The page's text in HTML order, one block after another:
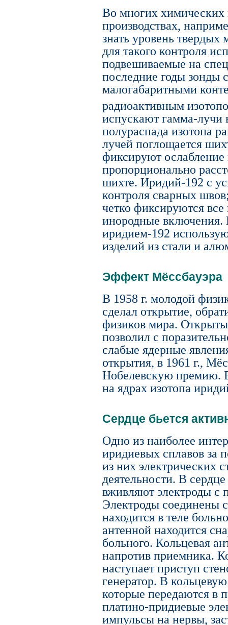
Во многих химических
производствах,
знать уровень твердых
для такого контроля
подвешиваемые на
последние годы зонды
малогабаритными
радиоактивным
испускают гамма-лучи
полураспада изотопа
лучей поглощается
фиксируют
пропорционально
шихте. Иридий-192 с
контроля сварных
четко фиксируются
инородные
иридием-192
изделий из стали и
Эффект Мёссбауэра
В 1958 г. молодой
сделал открытие,
физиков мира.
позволил с
слабые ядерные
открытия, в 1961 г.,
Нобелевскую премию.
на ядрах изотопа
Сердце бьется
Одно из наиболее
иридиевых сплавов за
из них электрических
деятельности. В
вживляют электроды с
Электроды соединены
находится в теле
антенной находится
больного. Кольцевая
напротив приемника.
наступает приступ
генератор. В
которые передаются в
платино-придиевые
импульсы на нервы,